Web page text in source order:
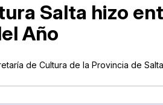
Salta hizo
Año
de Cultura de la Provincia de Salta